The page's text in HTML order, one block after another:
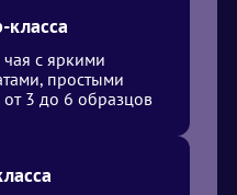
класса
с яркими
простыми
3 до 6 образцов